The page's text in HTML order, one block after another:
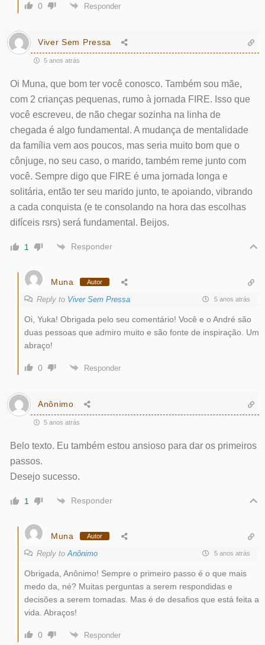
0 Responder
Viver Sem Pressa
5 anos atrás
Oi Muna, que bom ter você conosco. Também sou mãe,
com 2 crianças pequenas, rumo à jornada FIRE. Isso que
você escreveu, de não chegar sozinha na linha de
chegada é algo fundamental. A mudança de mentalidade
da família vem aos poucos, mas seria muito bom que o
cônjuge, no seu caso, o marido, também reme junto com
você. Sempre digo que FIRE é uma jornada longa e
solitária, então ter seu marido junto, te apoiando, vibrando
a cada conquista (e te consolando na hora das escolhas
difíceis rsrs) será fundamental. Beijos.
1 Responder
Muna Autor
Reply to Viver Sem Pressa 5 anos atrás
Oi, Yuka! Obrigada pelo seu comentário! Você e o André são
duas pessoas que admiro muito e são fonte de inspiração. Um
abraço!
0 Responder
Anônimo
5 anos atrás
Belo texto. Eu também estou ansioso para dar os primeiros
passos.
Desejo sucesso.
1 Responder
Muna Autor
Reply to Anônimo 5 anos atrás
Obrigada, Anônimo! Sempre o primeiro passo é o que mais
medo da, né? Muitas perguntas a serem respondidas e
decisões a serem tomadas. Mas é de desafios que está feita a
vida. Abraços!
0 Responder